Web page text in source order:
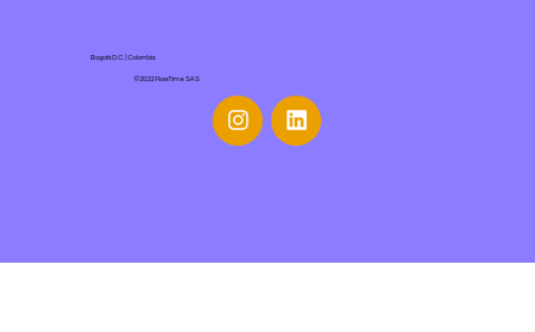
Bogotá D.C. | Colombia
©2022 FlowTime SAS